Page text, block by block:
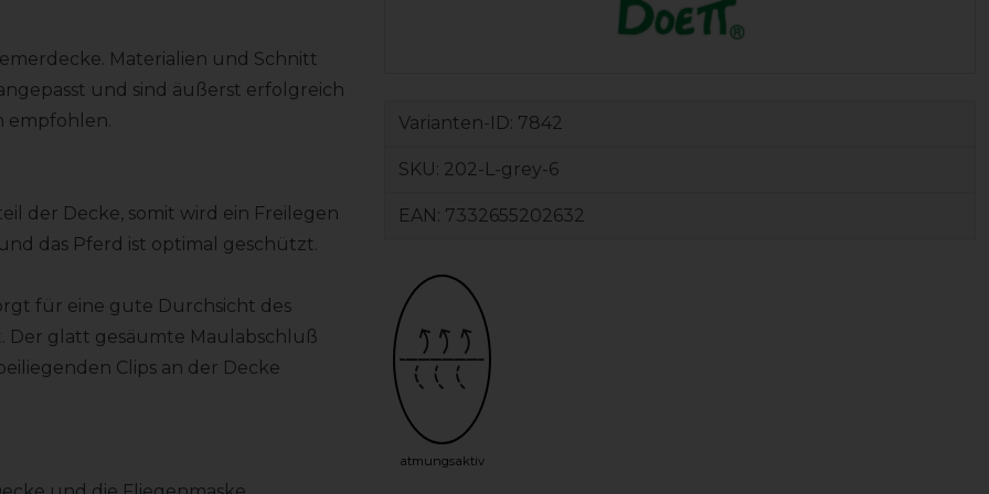
Materialien und Schnitt
und sind äußerst erfolgreich
empfohlen.
der Decke, somit wird ein Freilegen
das Pferd ist optimal geschützt.
für eine gute Durchsicht des
Der glatt gesäumte Maulabschluß
Clips an der Decke
Varianten-ID: 7842
SKU: 202-L-grey-6
EAN: 7332655202632
atmungsaktiv